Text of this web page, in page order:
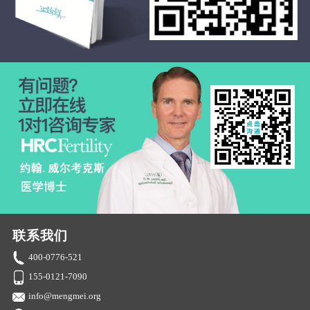
联系我们
400-0776-521
155-0121-7090
info@mengmei.org